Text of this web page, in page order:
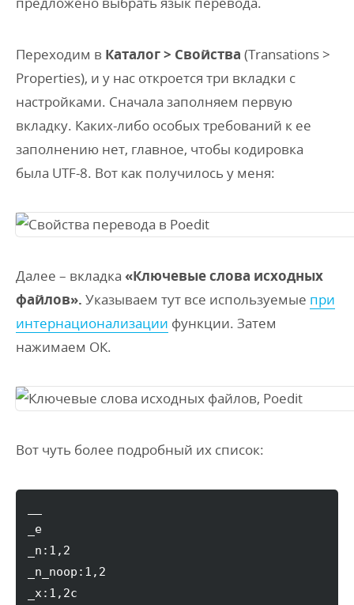
Переходим в Каталог > Свойства (Transations >
Properties), и у нас откроется три вкладки с
настройками. Сначала заполняем первую
вкладку. Каких-либо особых требований к ее
заполнению нет, главное, чтобы кодировка
была UTF-8. Вот как получилось у меня:
Далее – вкладка «Ключевые слова исходных
файлов». Указываем тут все используемые при
интернационализации функции. Затем
нажимаем ОК.
Вот чуть более подробный их список:
_e
_n : 1 , 2
_n_noop : 1 , 2
_x: 1 , 2c